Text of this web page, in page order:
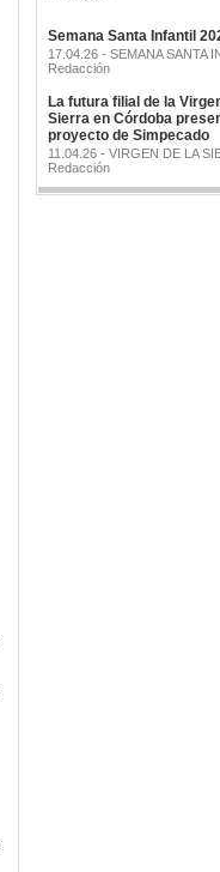
Semana Santa Infantil
17.04.26 - SEMANA SANTA
Redacción
La futura filial de la
Sierra en Córdoba
proyecto de Simpecado
11.04.26 - VIRGEN DE LA
Redacción